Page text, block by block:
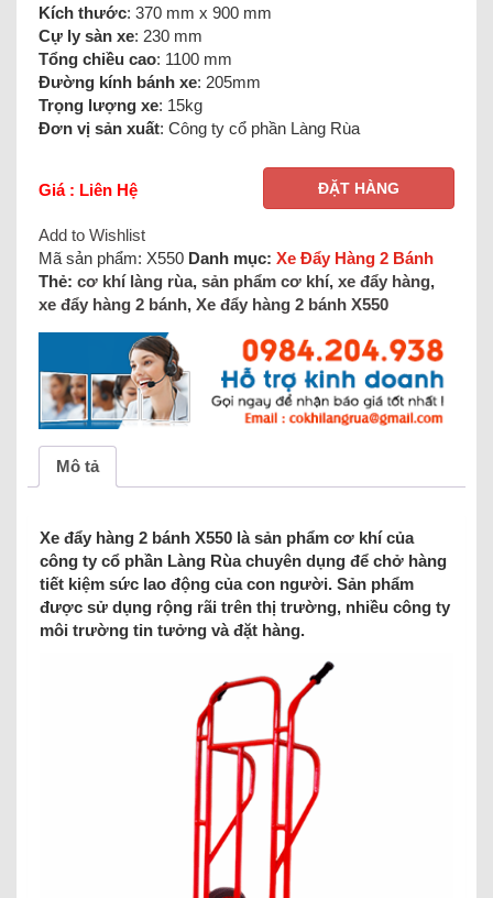
Kích thước: 370 mm x 900 mm
Cự ly sàn xe: 230 mm
Tổng chiều cao: 1100 mm
Đường kính bánh xe: 205mm
Trọng lượng xe: 15kg
Đơn vị sản xuất: Công ty cổ phần Làng Rùa
Giá : Liên Hệ ĐẶT HÀNG
Add to Wishlist
Mã sản phẩm: X550 Danh mục: Xe Đẩy Hàng 2 Bánh
Thẻ: cơ khí làng rùa, sản phẩm cơ khí, xe đẩy hàng,
xe đẩy hàng 2 bánh, Xe đẩy hàng 2 bánh X550
Mô tả
Xe đẩy hàng 2 bánh X550 là sản phẩm cơ khí của
công ty cổ phần Làng Rùa chuyên dụng để chở hàng
tiết kiệm sức lao động của con người. Sản phẩm
được sử dụng rộng rãi trên thị trường, nhiều công ty
môi trường tin tưởng và đặt hàng.